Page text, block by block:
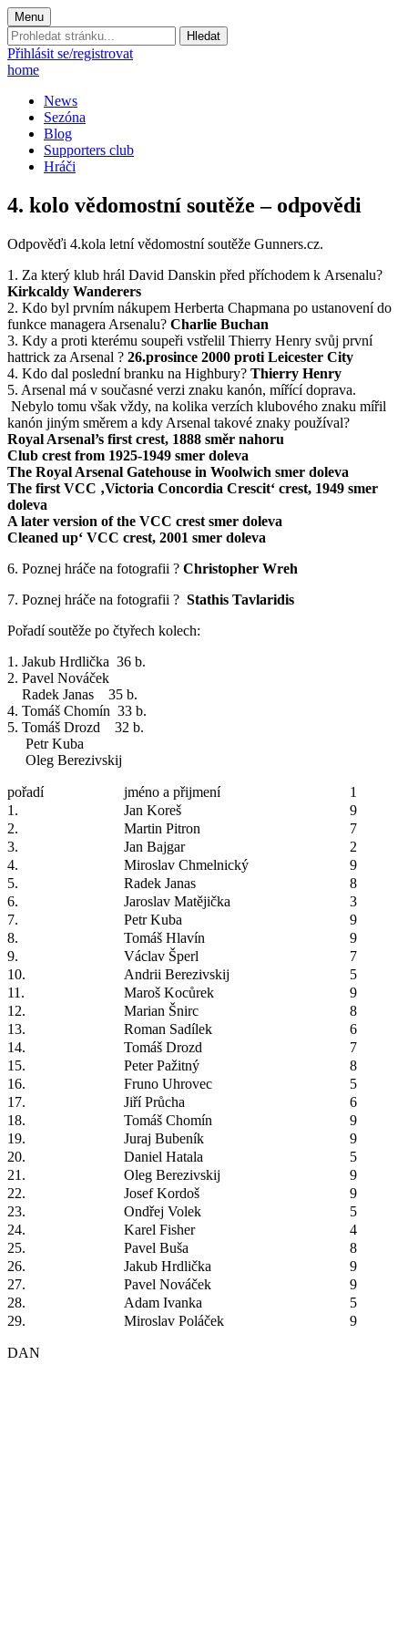
Menu
Prohledat
stránku:
Přihlásit se/registrovat
home
News
Sezóna
Blog
Supporters club
Hráči
4. kolo vědomostní soutěže – odpovědi
Odpověďi 4.kola letní vědomostní soutěže Gunners.cz.
1. Za který klub hrál David Danskin před příchodem k Arsenalu?
Kirkcaldy Wanderers
2. Kdo byl prvním nákupem Herberta Chapmana po ustanovení do
funkce managera Arsenalu? Charlie Buchan
3. Kdy a proti kterému soupeři vstřelil Thierry Henry svůj první
hattrick za Arsenal ? 26.prosince 2000 proti Leicester City
4. Kdo dal poslední branku na Highbury? Thierry Henry
5. Arsenal má v současné verzi znaku kanón, mířící doprava.
Nebylo tomu však vždy, na kolika verzích klubového znaku mířil
kanón jiným směrem a kdy Arsenal takové znaky používal?
Royal Arsenal’s first crest, 1888 směr nahoru
Club crest from 1925-1949 smer doleva
The Royal Arsenal Gatehouse in Woolwich smer doleva
The first VCC ‚Victoria Concordia Crescit‘ crest, 1949 smer
doleva
A later version of the VCC crest smer doleva
Cleaned up‘ VCC crest, 2001 smer doleva
6. Poznej hráče na fotografii ? Christopher Wreh
7. Poznej hráče na fotografii ? Stathis Tavlaridis
Pořadí soutěže po čtyřech kolech:
1. Jakub Hrdlička 36 b.
2. Pavel Nováček
Radek Janas 35 b.
4. Tomáš Chomín 33 b.
5. Tomáš Drozd 32 b.
Petr Kuba
Oleg Berezivskij
pořadí jméno a přijmení
1
1.
Jan Koreš
9
2.
Martin Pitron
7
3.
Jan Bajgar
2
4.
Miroslav Chmelnický
9
5.
Radek Janas
8
6.
Jaroslav Matějička
3
7.
Petr Kuba
9
8.
Tomáš Hlavín
9
9.
Václav Šperl
7
10.
Andrii Berezivskij
5
11.
Maroš Kocůrek
9
12.
Marian Šnirc
8
13.
Roman Sadílek
6
14.
Tomáš Drozd
7
15.
Peter Pažitný
8
16.
Fruno Uhrovec
5
17.
Jiří Průcha
6
18.
Tomáš Chomín
9
19.
Juraj Bubeník
9
20.
Daniel Hatala
5
21.
Oleg Berezivskij
9
22.
Josef Kordoš
9
23.
Ondřej Volek
5
24.
Karel Fisher
4
25.
Pavel Buša
8
26.
Jakub Hrdlička
9
27.
Pavel Nováček
9
28.
Adam Ivanka
5
29.
Miroslav Poláček 9
DAN